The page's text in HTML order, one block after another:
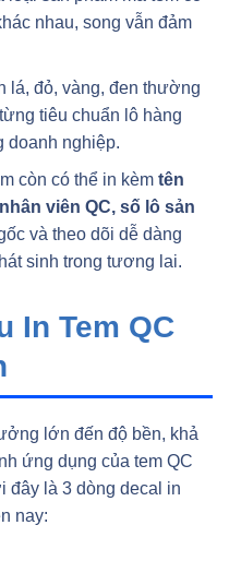
nhau, song vẫn đảm
lá, đỏ, vàng, đen thường
tiêu chuẩn lô hàng
doanh nghiệp.
còn có thể in kèm tên
viên QC, số lô sản
và theo dõi dễ dàng
sinh trong tương lai.
In Tem QC
lớn đến độ bền, khả
ứng dụng của tem QC
đây là 3 dòng decal in
nay: